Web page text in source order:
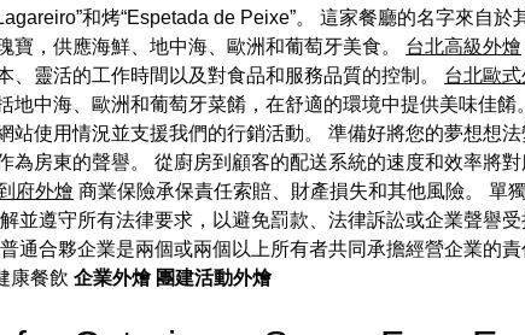
和烤“Espetada de Peixe”。 這家餐廳的名字來自
寶，供應海鮮、地中海、歐洲和葡萄牙美食。 台北高級外燴
、靈活的工作時間以及對食品和服務品質的控制。 台北歐式
地中海、歐洲和葡萄牙菜餚，在舒適的環境中提供美味佳餚
站使用情況並支援我們的行銷活動。 準備好將您的夢想想
為房東的聲譽。 從廚房到顧客的配送系統的速度和效率將
府外燴 商業保險承保責任索賠、財產損失和其他風險。 單
並遵守所有法律要求，以避免罰款、法律訴訟或企業聲譽
通合夥企業是兩個或兩個以上所有者共同承擔經營企業的
康餐飲 企業外燴 團建活動外燴